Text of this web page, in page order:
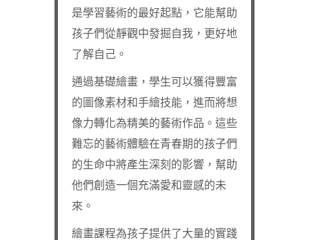
是學習藝術的最好起點，它能幫助
孩子們從靜觀中發掘自我，更好地
了解自己。
通過基礎繪畫，學生可以獲得豐富
的圖像素材和手繪技能，進而將想
像力轉化為精美的藝術作品。這些
難忘的藝術體驗在青春期的孩子們
的生命中將產生深刻的影響，幫助
他們創造一個充滿愛和靈感的未
來。
繪畫課程為孩子提供了大量的實踐